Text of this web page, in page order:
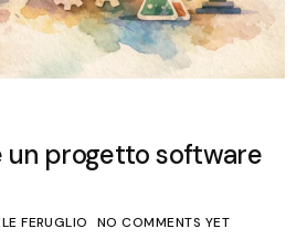
un progetto software
FERUGLIO NO COMMENTS YET